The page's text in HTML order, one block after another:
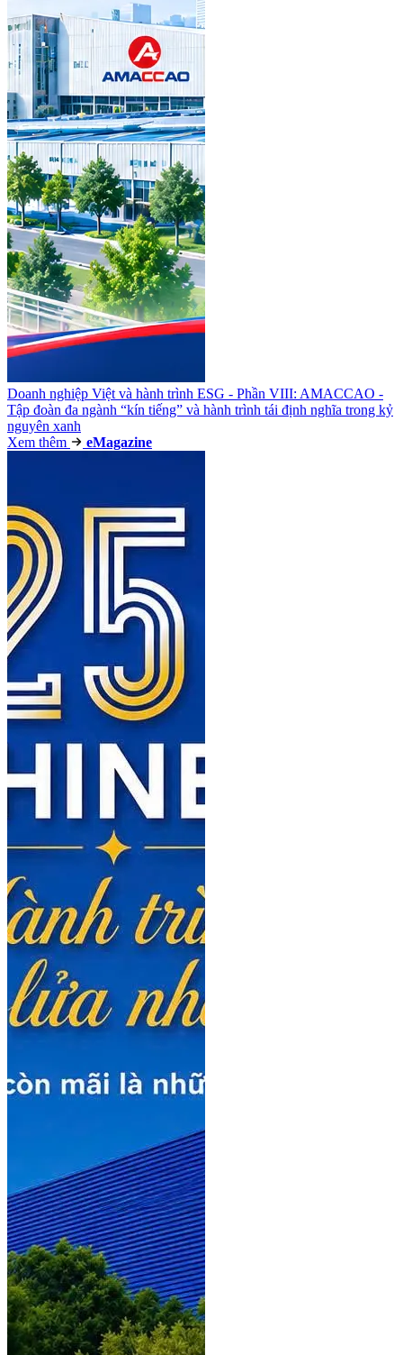
Doanh nghiệp Việt và hành trình ESG - Phần VIII: AMACCAO -
Tập đoàn đa ngành “kín tiếng” và hành trình tái định nghĩa trong kỷ
nguyên xanh
Xem thêm
eMagazine